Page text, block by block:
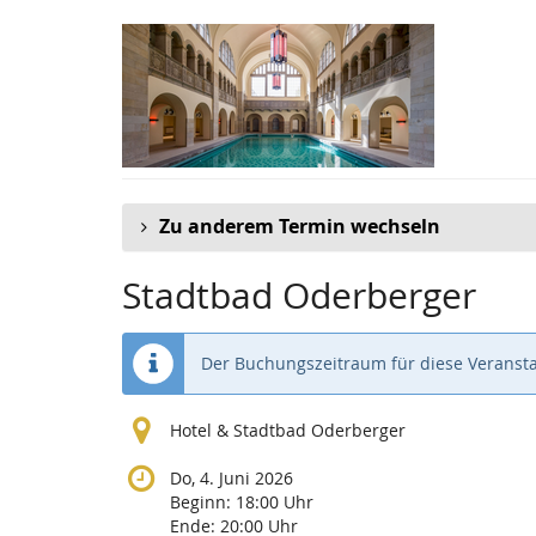
Zu anderem Termin wechseln
Stadtbad Oderberger
Der Buchungszeitraum für diese
Hotel & Stadtbad Oderberger
Do, 4. Juni 2026
Beginn: 18:00 Uhr
Ende: 20:00 Uhr